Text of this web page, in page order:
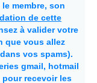
membre, son
de cette
à valider votre
que vous allez
vos spams).
gmail, hotmail
recevoir les